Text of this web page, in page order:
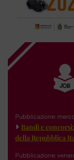
Pubblicazione:
Bandi e
della Repubblica
Pubblicazione: